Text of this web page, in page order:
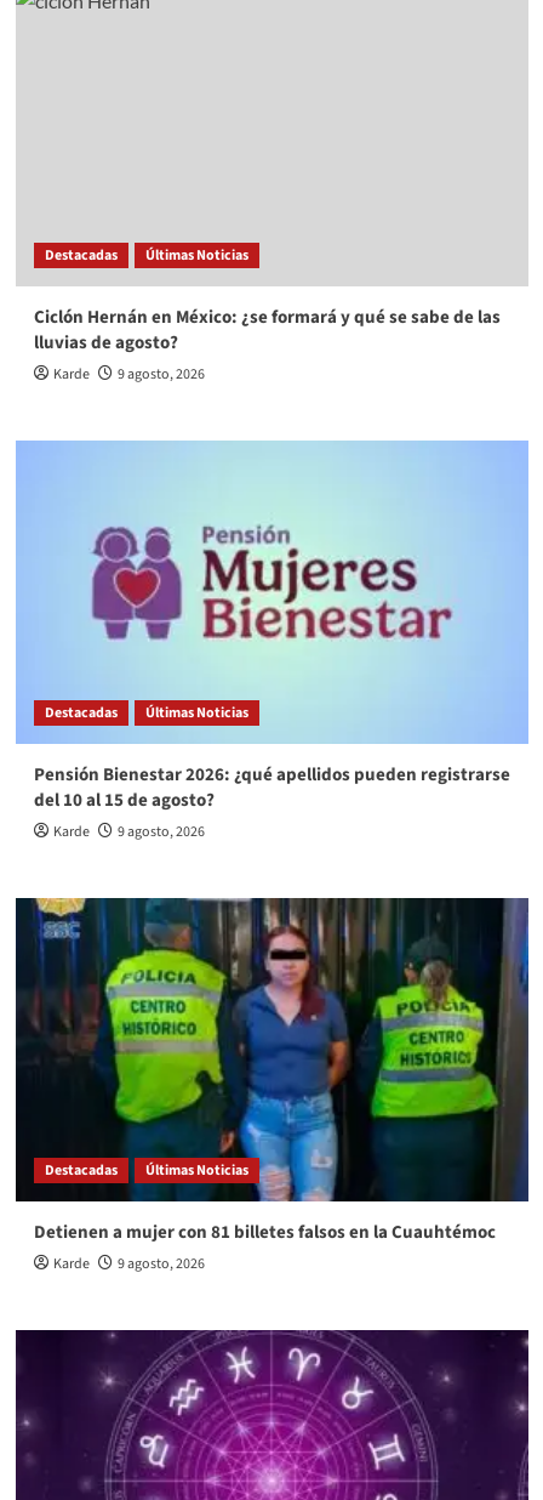
Destacadas Últimas Noticias
Ciclón Hernán en México: ¿se formará y qué se sabe de las
lluvias de agosto?
Karde 9 agosto, 2026
Destacadas Últimas Noticias
Pensión Bienestar 2026: ¿qué apellidos pueden registrarse
del 10 al 15 de agosto?
Karde 9 agosto, 2026
Destacadas Últimas Noticias
Detienen a mujer con 81 billetes falsos en la Cuauhtémoc
Karde 9 agosto, 2026